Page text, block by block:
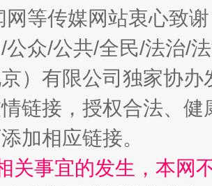
网等传媒网站衷心致
公众/公共/全民/法治/
）有限公司独家协
链接，授权合法、
加相应链接。
关事宜的发生，本网